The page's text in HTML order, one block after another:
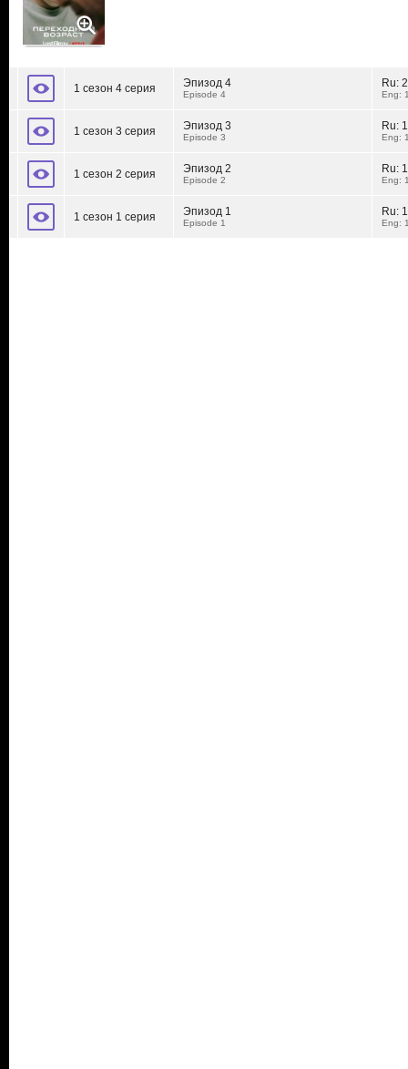
1 сезон 4 серия Эпизод 4
Episode 4
Ru:
Eng:
1 сезон 3 серия Эпизод 3
Episode 3
Ru:
Eng:
1 сезон 2 серия Эпизод 2
Episode 2
Ru:
Eng:
1 сезон 1 серия Эпизод 1
Episode 1
Ru:
Eng: